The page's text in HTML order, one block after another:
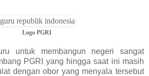
Logo PGRI
untuk membangun negeri sangat
PGRI yang hingga saat ini masih
dengan obor yang menyala tersebut